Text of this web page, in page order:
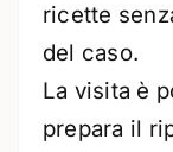
ricette
del caso.
La visita è
prepara il